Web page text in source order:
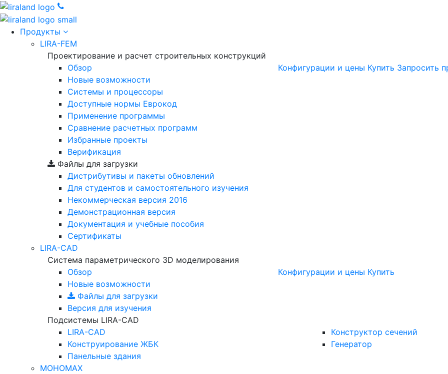
Продукты
LIRA-FEM
Проектирование и расчет строительных конструкций
Обзор
Новые возможности
Cистемы и процессоры
Доступные нормы Еврокод
Применение программы
Сравнение расчетных программ
Избранные проекты
Верификация
Конфигурации и цены Купить Запросить
Файлы для загрузки
Дистрибутивы и пакеты обновлений
Для студентов и самостоятельного изучения
Некоммерческая версия 2016
Демонстрационная версия
Документация и учебные пособия
Сертификаты
LIRA-CAD
Система параметрического 3D моделирования
Обзор
Новые возможности
Файлы для загрузки
Версия для изучения
Конфигурации и цены Купить
Подсистемы LIRA-CAD
LIRA-CAD
Конструирование ЖБК
Панельные здания
Конструктор сечений
Генератор
МОНОМАХ